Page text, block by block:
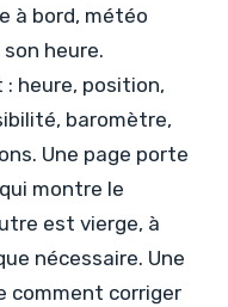
à bord, météo
heure.
heure, position,
baromètre,
Une page porte
montre le
est vierge, à
nécessaire. Une
comment corriger